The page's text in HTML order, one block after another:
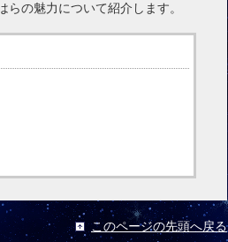
の魅力について紹介します。
このページの先頭へ戻る